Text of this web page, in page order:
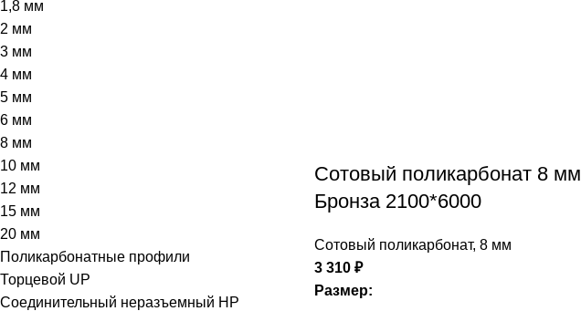
1,8 мм
2 мм
3 мм
4 мм
5 мм
6 мм
8 мм
10 мм
12 мм
15 мм
20 мм
Поликарбонатные профили
Торцевой UP
Соединительный неразъемный HP
Сотовый поликарбонат 8 мм
Бронза 2100*6000
Сотовый поликарбонат, 8 мм
3 310 ₽
Размер: